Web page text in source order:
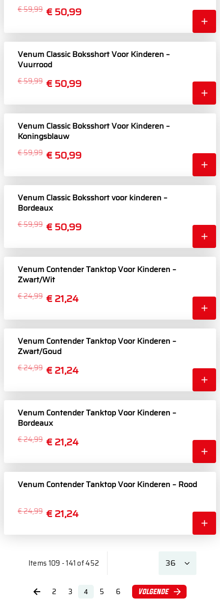
€ 50,99
€ 59,99
Venum Classic Boksshort Voor Kinderen –
Vuurrood
€ 50,99
€ 59,99
Venum Classic Boksshort Voor Kinderen –
Koningsblauw
€ 50,99
€ 59,99
Venum Classic Boksshort voor kinderen –
Bordeaux
€ 50,99
€ 59,99
Venum Contender Tanktop Voor Kinderen –
Zwart/Wit
€ 21,24
€ 24,99
Venum Contender Tanktop Voor Kinderen –
Zwart/Goud
€ 21,24
€ 24,99
Venum Contender Tanktop Voor Kinderen –
Bordeaux
€ 21,24
€ 24,99
Venum Contender Tanktop Voor Kinderen – Rood
€ 21,24
€ 24,99
Items 109 - 141 of 452
2 3 4 5 6 Volgende